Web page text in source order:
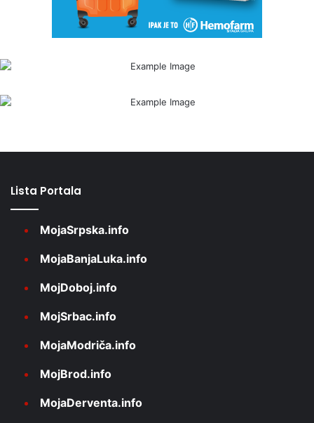
Lista Portala
MojaSrpska.info
MojaBanjaLuka.info
MojDoboj.info
MojSrbac.info
MojaModriča.info
MojBrod.info
MojaDerventa.info